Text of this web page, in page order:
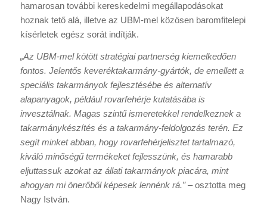
hamarosan további kereskedelmi megállapodásokat
hoznak tető alá, illetve az UBM-mel közösen baromfitelepi
kísérletek egész sorát indítják.
„Az UBM-mel kötött stratégiai partnerség kiemelkedően
fontos. Jelentős keveréktakarmány-gyártók, de emellett a
speciális takarmányok fejlesztésébe és alternatív
alapanyagok, például rovarfehérje kutatásába is
invesztálnak. Magas szintű ismeretekkel rendelkeznek a
takarmánykészítés és a takarmány-feldolgozás terén. Ez
segít minket abban, hogy rovarfehérjelisztet tartalmazó,
kiváló minőségű termékeket fejlesszünk, és hamarabb
eljuttassuk azokat az állati takarmányok piacára, mint
ahogyan mi önerőből képesek lennénk rá.” –osztotta meg
Nagy István.